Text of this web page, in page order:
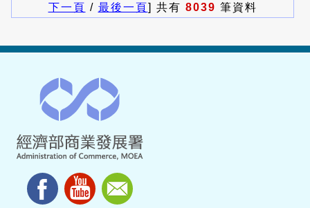
下一頁 / 最後一頁] 共有 8039 筆資料